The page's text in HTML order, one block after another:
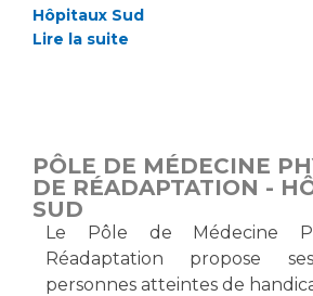
Cancer
Maladies rares
Maternité Hôpital Nord
Les pôles d'activité médicale
Anatomie et Cytologie
Presse / Multimédia
Communiqués de presse
Hôpitaux Sud
Lire la suite
PÔLE DE MÉDECINE
DE RÉADAPTATION -
SUD
Le Pôle de Médecine
Réadaptation propose
personnes atteintes de